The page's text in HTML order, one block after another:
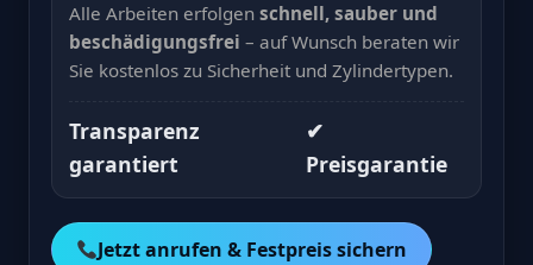
Alle Arbeiten erfolgen schnell, sauber und
beschädigungsfrei – auf Wunsch beraten wir
Sie kostenlos zu Sicherheit und Zylindertypen.
Transparenz
garantiert
✔
Preisgarantie
Jetzt anrufen & Festpreis sichern